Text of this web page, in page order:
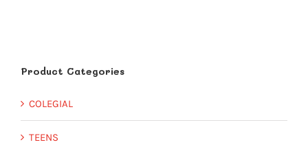
Product Categories
COLEGIAL
TEENS